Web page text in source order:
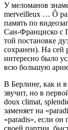
У меломанов
merveilleux … Ô
память по
Сан-Франциско с
той постановке
сохранен). На сей
интересно было
всю большую
В Берлине, как и
звучит, но в
doux climat,
заменяет на
«paradis», если он
своей партии,